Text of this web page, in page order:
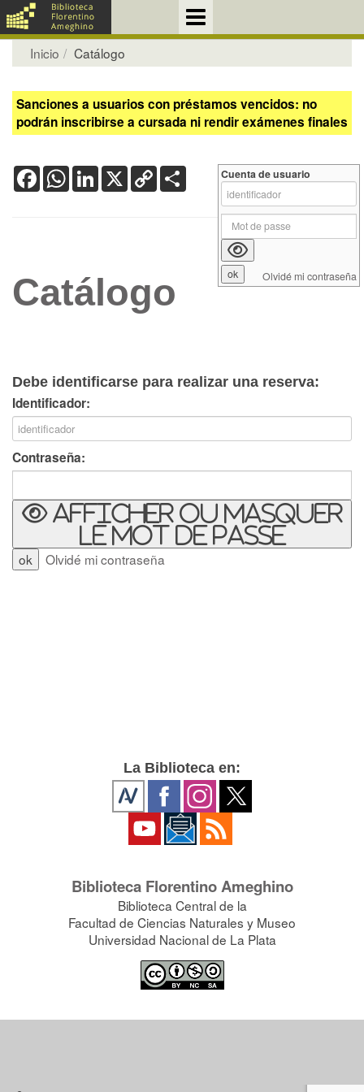
Inicio Catálogo
Sanciones a usuarios con préstamos vencidos: no
podrán inscribirse a cursada ni rendir exámenes finales
FacebookWhatsApp
LinkedIn
X Copy
Link
Catálogo
Debe identificarse para realizar una reserva:
Identificador:
Contraseña:
Afficher ou masquer
le mot de passe
Olvidé mi contraseña
Cuenta de usuario
Olvidé mi contraseña
La Biblioteca en:
Biblioteca Florentino Ameghino
Biblioteca Central de la
Facultad de Ciencias Naturales y Museo
Universidad Nacional de La Plata